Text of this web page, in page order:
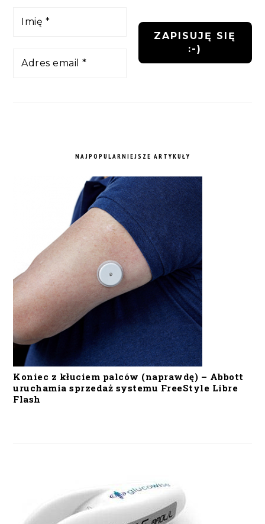
NAJPOPULARNIEJSZE ARTYKUŁY
Koniec z kłuciem palców (naprawdę) – Abbott
uruchamia sprzedaż systemu FreeStyle Libre
Flash